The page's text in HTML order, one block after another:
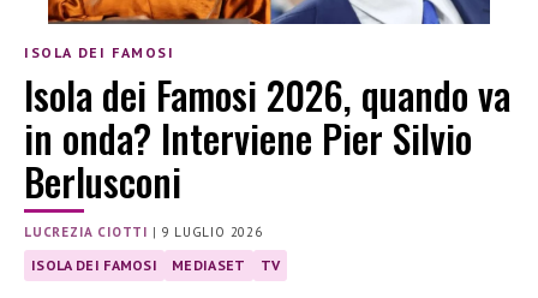
ISOLA DEI FAMOSI
Isola dei Famosi 2026, quando va
in onda? Interviene Pier Silvio
Berlusconi
LUCREZIA CIOTTI | 9 LUGLIO 2026
ISOLA DEI FAMOSI MEDIASET TV